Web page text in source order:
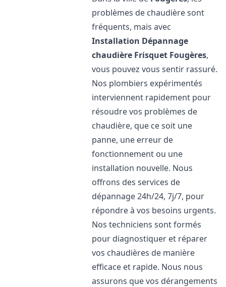
problèmes de chaudière sont
fréquents, mais avec
Installation Dépannage
chaudière Frisquet Fougères,
vous pouvez vous sentir rassuré.
Nos plombiers expérimentés
interviennent rapidement pour
résoudre vos problèmes de
chaudière, que ce soit une
panne, une erreur de
fonctionnement ou une
installation nouvelle. Nous
offrons des services de
dépannage 24h/24, 7j/7, pour
répondre à vos besoins urgents.
Nos techniciens sont formés
pour diagnostiquer et réparer
vos chaudières de manière
efficace et rapide. Nous nous
assurons que vos dérangements